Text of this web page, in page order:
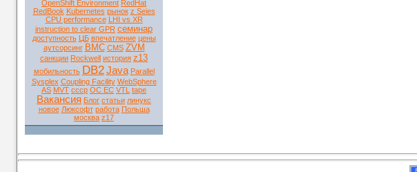
OpenShift Environment RedHat
RedBook Kubernetes рынок z Seies
CPU performance LHI vs XR
instruction to clear GPR семинар
доступность ЦБ впечатление цены
аутсорсинг BMC CMS ZVM
санкции Rockwell история z13
мобильность DB2 Java Parallel
Sysplex Coupling Facility WebSphere
AS MVT ссср ОС ЕС VTL tape
Вакансия Блог статьи линукс
новое Люксофт работа Польша
москва z17